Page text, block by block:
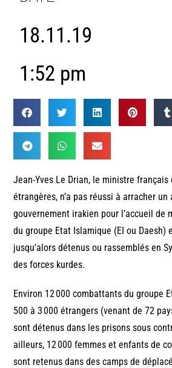
18.11.19
1:52 pm
Jean-Yves Le Drian, le ministre
étrangères, n’a pas réussi à arracher un
gouvernement irakien pour l’accueil de
du groupe Etat Islamique (EI ou Daesh)
jusqu’alors détenus ou rassemblés en
des forces kurdes.
Environ 12 000 combattants du groupe
500 à 3 000 étrangers (venant de 72
sont détenus dans les prisons sous
ailleurs, 12 000 femmes et enfants de
sont retenus dans des camps de